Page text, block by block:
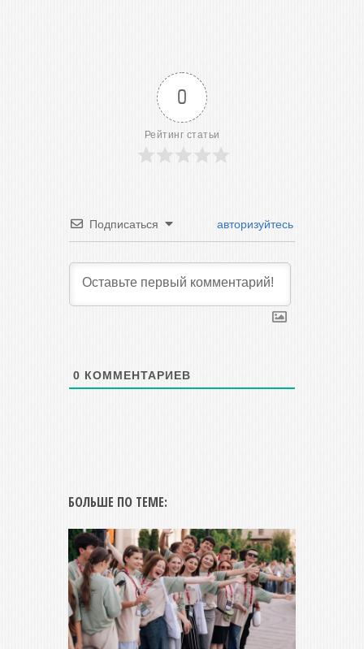
0
Рейтинг статьи
Подписаться авторизуйтесь
0 КОММЕНТАРИЕВ
БОЛЬШЕ ПО ТЕМЕ: